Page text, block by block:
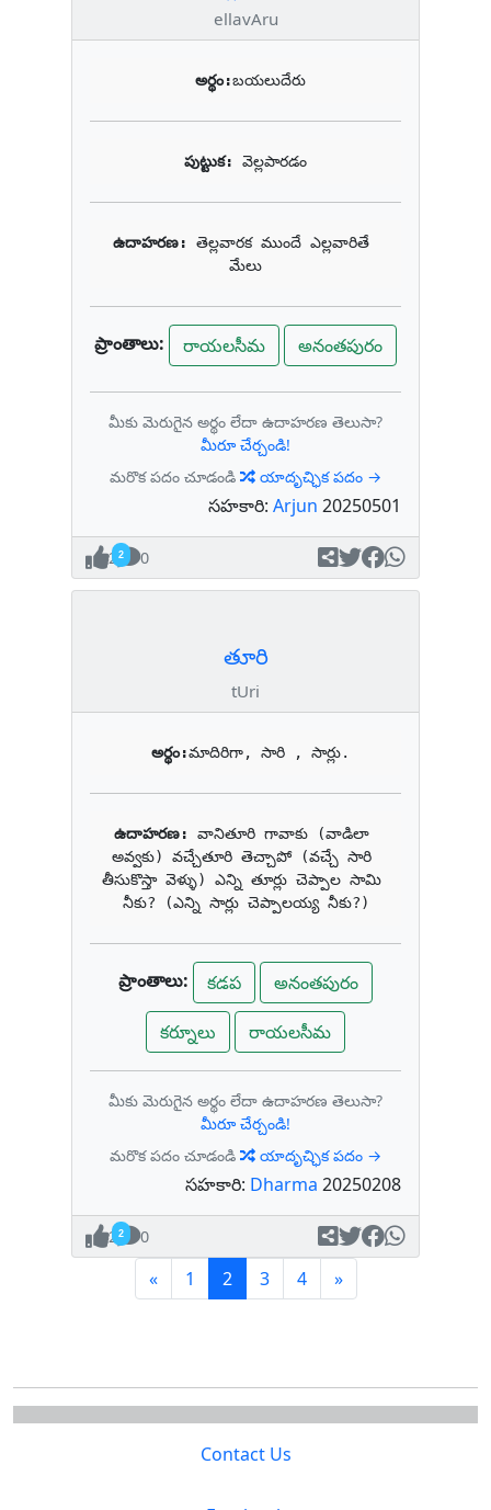
ellavAru
అర్థం:బయలుదేరు
పుట్టుక: వెల్లపారడం
ఉదాహరణ: తెల్లవారక ముందే ఎల్లవారితే
మేలు
ప్రాంతాలు: రాయలసీమ అనంతపురం
మీకు మెరుగైన అర్థం లేదా ఉదాహరణ తెలుసా?
మీరూ చేర్చండి!
మరొక పదం చూడండి
యాదృచ్ఛిక పదం →
సహకారి: Arjun 20250501
2 0
తూరి
tUri
అర్థం:మాదిరిగా, సారి , సార్లు.
ఉదాహరణ: వానితూరి గావాకు (వాడిలా
అవ్వకు) వచ్చేతూరి తెచ్చాపో (వచ్చే సారి
తీసుకొస్తా వెళ్ళు) ఎన్ని తూర్లు చెప్పాల సామి
నీకు? (ఎన్ని సార్లు చెప్పాలయ్య నీకు?)
ప్రాంతాలు: కడప అనంతపురం
కర్నూలు రాయలసీమ
మీకు మెరుగైన అర్థం లేదా ఉదాహరణ తెలుసా?
మీరూ చేర్చండి!
మరొక పదం చూడండి
యాదృచ్ఛిక పదం →
సహకారి: Dharma 20250208
2 0
«Previous
1 2(current)
3 4 »Next
Contact Us